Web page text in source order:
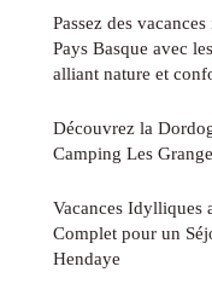
Passez des
Pays Basque avec
alliant nature et
Découvrez la
Camping Les
Vacances Idylliques
Complet pour un
Hendaye